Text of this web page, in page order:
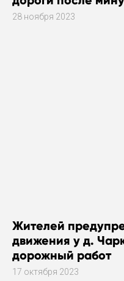
28 ноября 2023
Жителей
движения у д.
дорожный работ
17 октября 2023